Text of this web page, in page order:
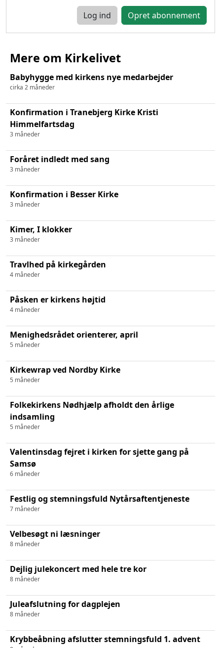
Log ind
Mere om Kirkelivet
Babyhygge med kirkens nye medarbejder
cirka 2 måneder
Konfirmation i Tranebjerg Kirke Kristi
Himmelfartsdag
3 måneder
Foråret indledt med sang
3 måneder
Konfirmation i Besser Kirke
3 måneder
Kimer, I klokker
3 måneder
Travlhed på kirkegården
4 måneder
Påsken er kirkens højtid
4 måneder
Menighedsrådet orienterer, april
5 måneder
Kirkewrap ved Nordby Kirke
5 måneder
Folkekirkens Nødhjælp afholdt den årlige
indsamling
5 måneder
Valentinsdag fejret i kirken for sjette gang på
Samsø
6 måneder
Festlig og stemningsfuld Nytårsaftentjeneste
7 måneder
Velbesøgt ni læsninger
8 måneder
Dejlig julekoncert med hele tre kor
8 måneder
Juleafslutning for dagplejen
8 måneder
Krybbeåbning afslutter stemningsfuld 1. advent